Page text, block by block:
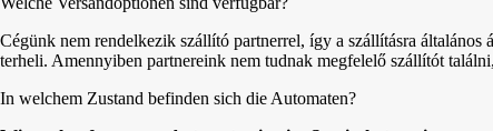
Cégünk nem rendelkezik szállító partnerrel, így a szállításra
terheli. Amennyiben partnereink nem tudnak megfelelő szállítót
In welchem Zustand befinden sich die Automaten?